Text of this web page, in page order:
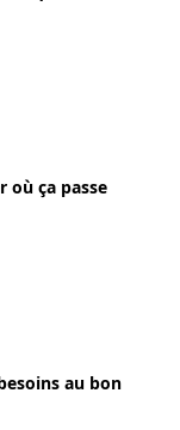
où ça passe
au bon